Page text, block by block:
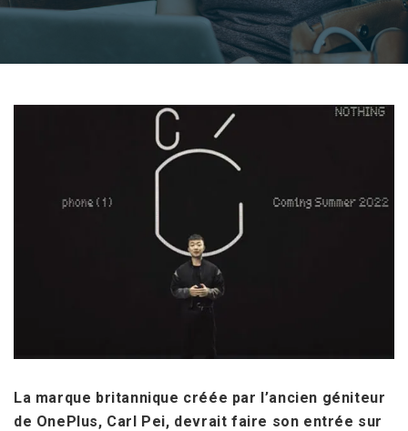
La marque britannique créée par l’ancien géniteur
de OnePlus, Carl Pei, devrait faire son entrée sur